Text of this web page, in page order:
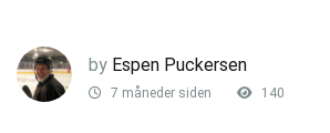
by Espen Puckersen
7 måneder siden 140